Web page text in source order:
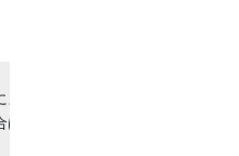
って、商品、ウェブサイ
、ご退場いただく可能性がご